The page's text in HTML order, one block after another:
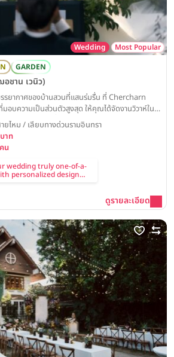
Wedding Most Popular
GARDEN
ชาน เวนิว)
รยากาศของบ้านสวนที่แสนร่มรื่น ที่ Chercharn
อบความเป็นส่วนตัวสูงสุด ให้คุณได้จัดงานวิวาห์ใน
เหมือนจัดงานที่บ้านของคุณเอง
ยไหม / เลียบทางด่วนรามอินทรา
าท
น
wedding truly one-of-a-
personalized design
package
ดูรายละเอียด